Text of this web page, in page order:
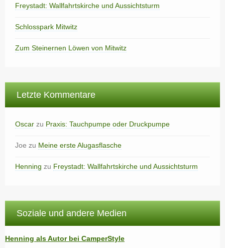
Freystadt: Wallfahrtskirche und Aussichtsturm
Schlosspark Mitwitz
Zum Steinernen Löwen von Mitwitz
Letzte Kommentare
Oscar zu Praxis: Tauchpumpe oder Druckpumpe
Joe zu Meine erste Alugasflasche
Henning zu Freystadt: Wallfahrtskirche und Aussichtsturm
Soziale und andere Medien
Henning als Autor bei CamperStyle